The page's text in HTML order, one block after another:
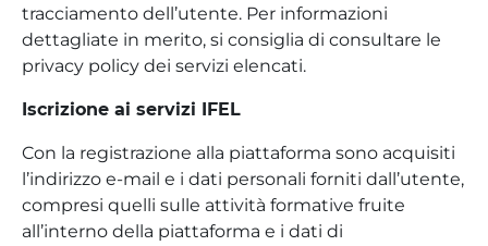
tracciamento dell’utente. Per informazioni
dettagliate in merito, si consiglia di consultare le
privacy policy dei servizi elencati.
Iscrizione ai servizi IFEL
Con la registrazione alla piattaforma sono acquisiti
l’indirizzo e-mail e i dati personali forniti dall’utente,
compresi quelli sulle attività formative fruite
all’interno della piattaforma e i dati di